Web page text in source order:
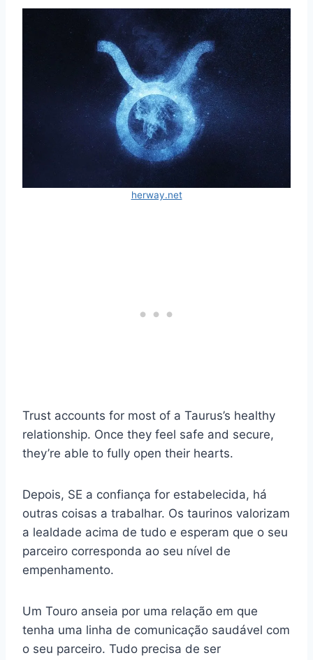
herway.net
Trust accounts for most of a Taurus’s healthy
relationship. Once they feel safe and secure,
they’re able to fully open their hearts.
Depois, SE a confiança for estabelecida, há
outras coisas a trabalhar. Os taurinos valorizam
a lealdade acima de tudo e esperam que o seu
parceiro corresponda ao seu nível de
empenhamento.
Um Touro anseia por uma relação em que
tenha uma linha de comunicação saudável com
o seu parceiro. Tudo precisa de ser